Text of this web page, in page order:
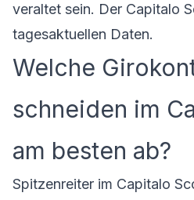
veraltet sein. Der Capitalo
tagesaktuellen Daten.
Welche
schneiden im
am besten ab?
Spitzenreiter im Capitalo